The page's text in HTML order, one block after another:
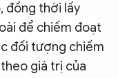
đồng thời lấy
để chiếm đoạt
đối tượng chiếm
giá trị của